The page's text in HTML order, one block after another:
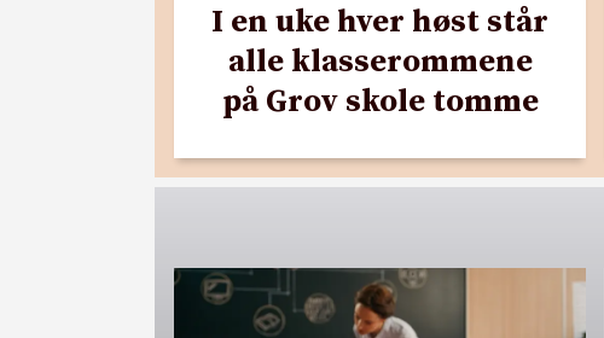
I en uke hver høst står
alle klasserommene
på Grov skole tomme